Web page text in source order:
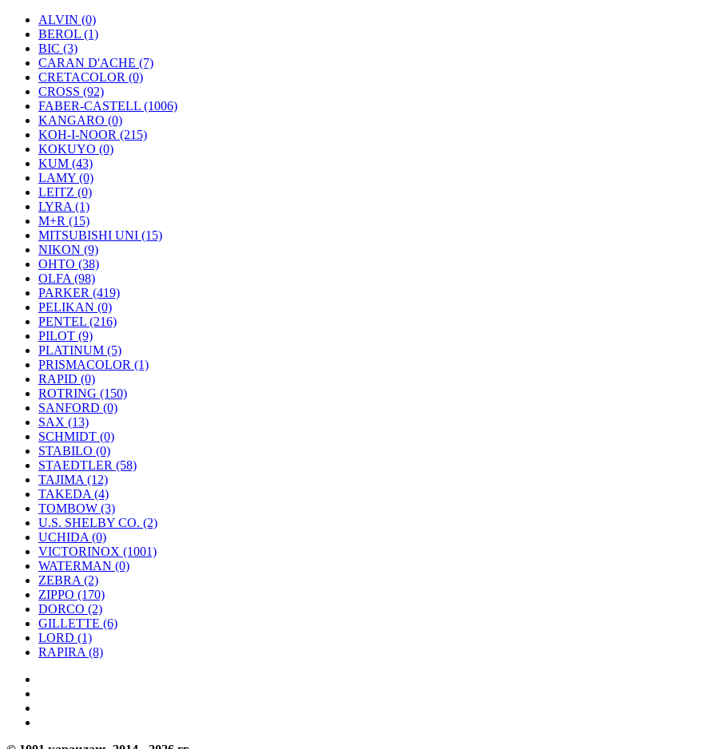
ALVIN (0)
BEROL (1)
BIC (3)
CARAN D'ACHE (7)
CRETACOLOR (0)
CROSS (92)
FABER-CASTELL (1006)
KANGARO (0)
KOH-I-NOOR (215)
KOKUYO (0)
KUM (43)
LAMY (0)
LEITZ (0)
LYRA (1)
M+R (15)
MITSUBISHI UNI (15)
NIKON (9)
OHTO (38)
OLFA (98)
PARKER (419)
PELIKAN (0)
PENTEL (216)
PILOT (9)
PLATINUM (5)
PRISMACOLOR (1)
RAPID (0)
ROTRING (150)
SANFORD (0)
SAX (13)
SCHMIDT (0)
STABILO (0)
STAEDTLER (58)
TAJIMA (12)
TAKEDA (4)
TOMBOW (3)
U.S. SHELBY CO. (2)
UCHIDA (0)
VICTORINOX (1001)
WATERMAN (0)
ZEBRA (2)
ZIPPO (170)
DORCO (2)
GILLETTE (6)
LORD (1)
RAPIRA (8)